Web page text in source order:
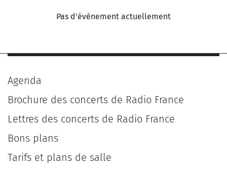
Pas d'évènement actuellement
Agenda
Brochure des concerts de Radio France
Lettres des concerts de Radio France
Bons plans
Tarifs et plans de salle